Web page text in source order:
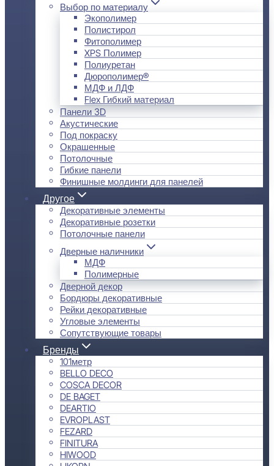
Выбор по материалу
Экополимер
Полистирол
Фитополимер
XPS Полимер
Полиуретан
Дюрополимер®
МДФ и ЛДФ
Flex Гибкий материал
Панели 3D
Акустические
Под покраску
Окрашенные
Потолочные
Гибкие панели
Финишные молдинги для панелей
Другое
Декоративные элементы
Декоративные розетки
Потолочные панели
Дверные наличники
МДФ
Полимерные
Дверной декор
Бордюры декоративные
Рейки декоративные
Угловые элементы
Сопутствующие товары
Бренды
101метр
BELLO DECO
COSCA DECOR
DE BAGET
DEARTIO
EVROPLAST
FEZARD
FINITURA
HIWOOD